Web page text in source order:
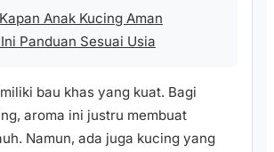
Kapan Anak Kucing Aman
Panduan Sesuai Usia
bau khas yang kuat. Bagi
aroma ini justru membuat
Namun, ada juga kucing yang